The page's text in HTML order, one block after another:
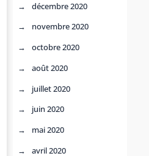
décembre 2020
novembre 2020
octobre 2020
août 2020
juillet 2020
juin 2020
mai 2020
avril 2020